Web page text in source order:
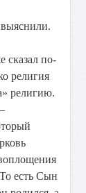
сказал по-
религия
религию.
есть Сын